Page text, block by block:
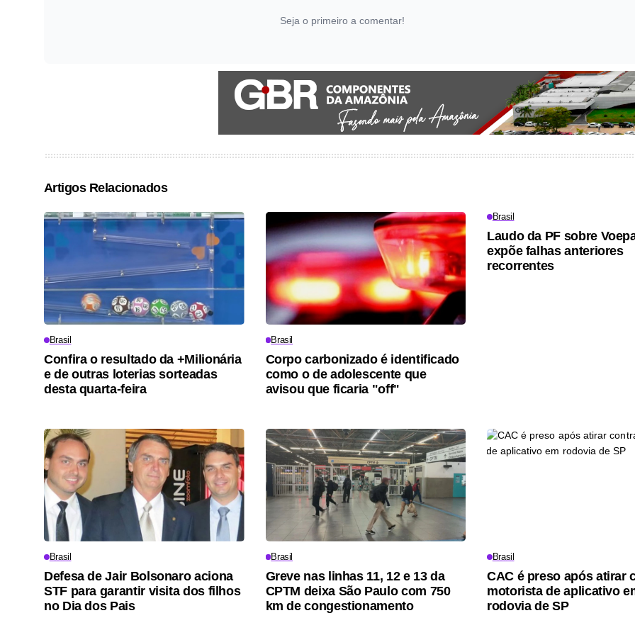
Seja o primeiro a comentar!
Artigos Relacionados
Brasil
Confira o resultado da +Milionária
e de outras loterias sorteadas
desta quarta-feira
Brasil
Corpo carbonizado é identificado
como o de adolescente que
avisou que ficaria "off"
Brasil
Laudo da PF sobre
expõe falhas anteriores
recorrentes
Brasil
Defesa de Jair Bolsonaro aciona
STF para garantir visita dos filhos
no Dia dos Pais
Brasil
Greve nas linhas 11, 12 e 13 da
CPTM deixa São Paulo com 750
km de congestionamento
Brasil
CAC é preso após atirar
motorista de aplicativo
rodovia de SP